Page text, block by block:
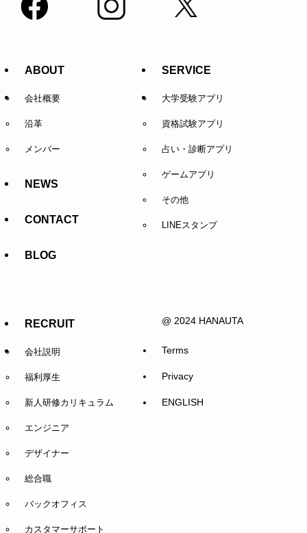
ABOUT
会社概要
沿革
メンバー
NEWS
CONTACT
BLOG
SERVICE
大学受験アプリ
資格試験アプリ
占い・診断アプリ
ゲームアプリ
その他
LINEスタンプ
RECRUIT
会社説明
福利厚生
新人研修カリキュラム
エンジニア
デザイナー
総合職
バックオフィス
カスタマーサポート
@ 2024 HANAUTA
Terms
Privacy
ENGLISH